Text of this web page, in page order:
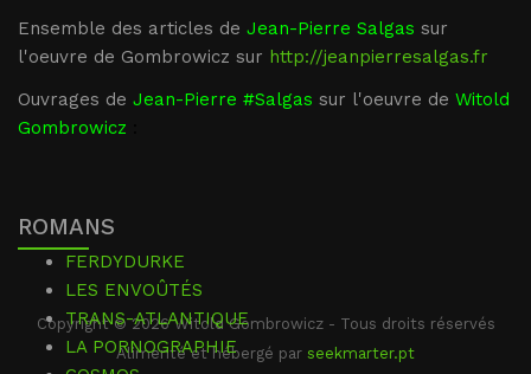
Ensemble des articles de Jean-Pierre Salgas sur
l'oeuvre de Gombrowicz sur http://jeanpierresalgas.fr
Ouvrages de Jean-Pierre #Salgas sur l'oeuvre de Witold
Gombrowicz
ROMANS
FERDYDURKE
LES ENVOÛTÉS
TRANS-ATLANTIQUE
LA PORNOGRAPHIE
Copyright © 2026 Witold Gombrowicz - Tous droits réservés
Alimenté et hébergé par seekmarter.pt